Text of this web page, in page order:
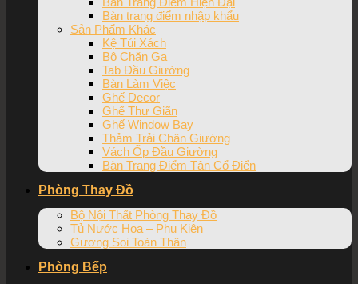
Bàn trang điểm nhập khẩu
Sản Phẩm Khác
Kệ Túi Xách
Bộ Chăn Ga
Tab Đầu Giường
Bàn Làm Việc
Ghế Decor
Ghế Thư Giãn
Ghế Window Bay
Thảm Trải Chân Giường
Vách Ốp Đầu Giường
Bàn Trang Điểm Tân Cổ Điển
Phòng Thay Đồ
Bộ Nội Thất Phòng Thay Đồ
Tủ Nước Hoa – Phụ Kiện
Gương Soi Toàn Thân
Phòng Bếp